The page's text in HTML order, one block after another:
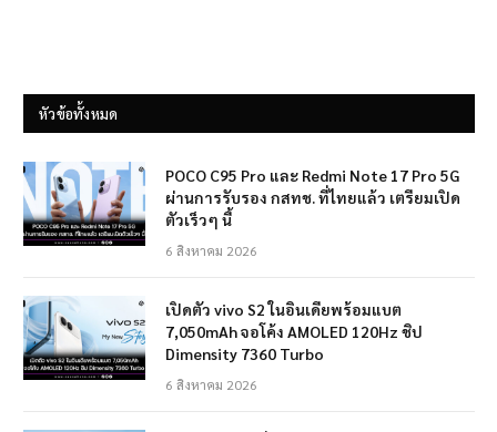
หัวข้อทั้งหมด
POCO C95 Pro และ Redmi Note 17 Pro 5G
ผ่านการรับรอง กสทช. ที่ไทยแล้ว เตรียมเปิด
ตัวเร็วๆ นี้
6 สิงหาคม 2026
เปิดตัว vivo S2 ในอินเดียพร้อมแบต
7,050mAh จอโค้ง AMOLED 120Hz ชิป
Dimensity 7360 Turbo
6 สิงหาคม 2026